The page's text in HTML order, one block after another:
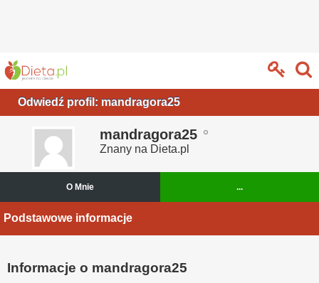
Odwiedź profil: mandragora25
mandragora25
Znany na Dieta.pl
O Mnie ...
Podstawowe informacje
Informacje o mandragora25